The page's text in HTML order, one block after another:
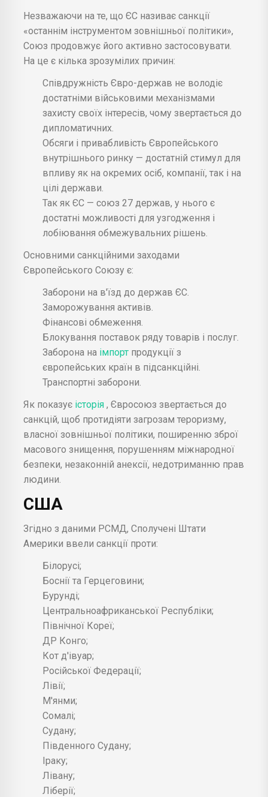
Незважаючи на те, що ЄС називає санкції
«останнім інструментом зовнішньої політики»,
Союз продовжує його активно застосовувати.
На це є кілька зрозумілих причин:
Співдружність Євро-держав не володіє
достатніми військовими механізмами
захисту своїх інтересів, чому звертається до
дипломатичних.
Обсяги і привабливість Європейського
внутрішнього ринку — достатній стимул для
впливу як на окремих осіб, компанії, так і на
цілі держави.
Так як ЄС — союз 27 держав, у нього є
достатні можливості для узгодження і
лобіювання обмежувальних рішень.
Основними санкційними заходами
Європейського Союзу є:
Заборони на в'їзд до держав ЄС.
Заморожування активів.
Фінансові обмеження.
Блокування поставок ряду товарів і послуг.
Заборона на імпорт продукції з
європейських країн в підсанкційні.
Транспортні заборони.
Як показує історія , Євросоюз звертається до
санкцій, щоб протидіяти загрозам тероризму,
власної зовнішньої політики, поширенню зброї
масового знищення, порушенням міжнародної
безпеки, незаконній анексії, недотриманню прав
людини.
США
Згідно з даними РСМД, Сполучені Штати
Америки ввели санкції проти:
Білорусі;
Боснії та Герцеговини;
Бурунді;
Центральноафриканської Республіки;
Північної Кореї;
ДР Конго;
Кот д'івуар;
Російської Федерації;
Лівії;
М'янми;
Сомалі;
Судану;
Південного Судану;
Іраку;
Лівану;
Ліберії;